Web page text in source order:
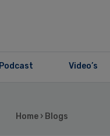
Podcast Video’s
Home › Blogs